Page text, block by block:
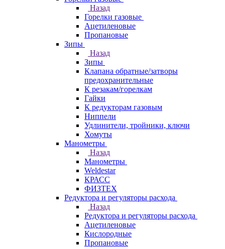
Назад
Горелки газовые
Ацетиленовые
Пропановые
Зипы
Назад
Зипы
Клапана обратные/затворы
предохранительные
К резакам/горелкам
Гайки
К редукторам газовым
Ниппели
Удлинители, тройники, ключи
Хомуты
Манометры
Назад
Манометры
Weldestar
КРАСС
ФИЗТЕХ
Редуктора и регуляторы расхода
Назад
Редуктора и регуляторы расхода
Ацетиленовые
Кислородные
Пропановые